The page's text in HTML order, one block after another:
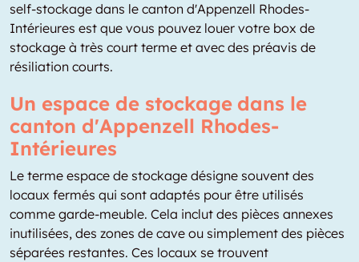
self-stockage dans le canton d'Appenzell Rhodes-
Intérieures est que vous pouvez louer votre box de
stockage à très court terme et avec des préavis de
résiliation courts.
Un espace de stockage dans le
canton d'Appenzell Rhodes-
Intérieures
Le terme espace de stockage désigne souvent des
locaux fermés qui sont adaptés pour être utilisés
comme garde-meuble. Cela inclut des pièces annexes
inutilisées, des zones de cave ou simplement des pièces
séparées restantes. Ces locaux se trouvent